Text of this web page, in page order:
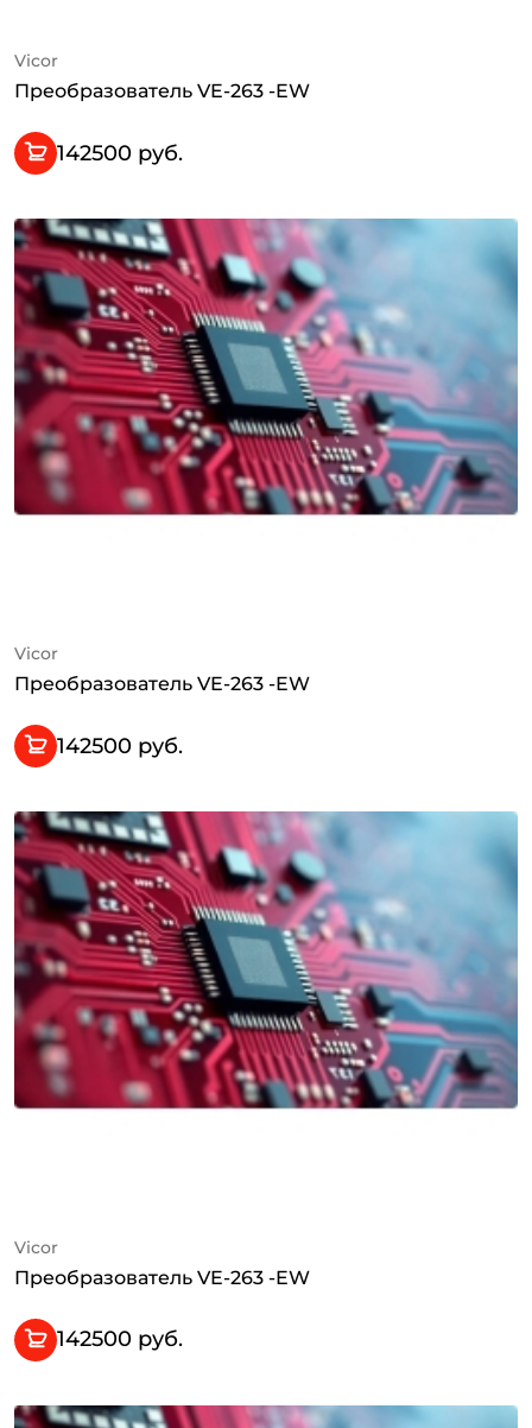
Vicor
Преобразователь VE-263 -EW
142500 руб.
Vicor
Преобразователь VE-263 -EW
142500 руб.
Vicor
Преобразователь VE-263 -EW
142500 руб.